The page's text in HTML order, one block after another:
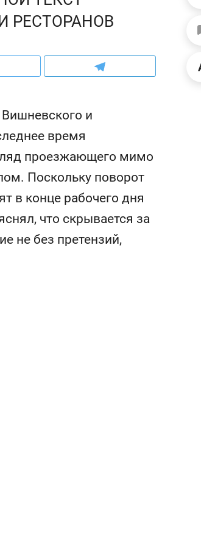
РЕСТОРАНОВ
Вишневского и
время
проезжающего мимо
Поскольку поворот
в конце рабочего дня
что скрывается за
не без претензий,
росте цен, дотошных
запросах мастеров налогах и развитии без
Рекомендуем
Дизайнер-прораб